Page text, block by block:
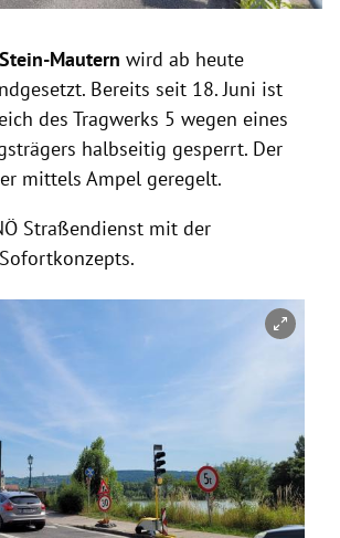
Mautern wird ab heute
Bereits seit 18. Juni ist
des Tragwerks 5 wegen eines
halbseitig gesperrt. Der
mittels Ampel geregelt.
Straßendienst mit der
öffnen/schließen